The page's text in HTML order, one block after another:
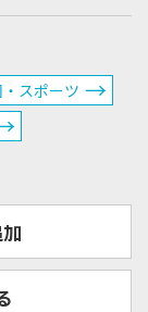
スポーツ